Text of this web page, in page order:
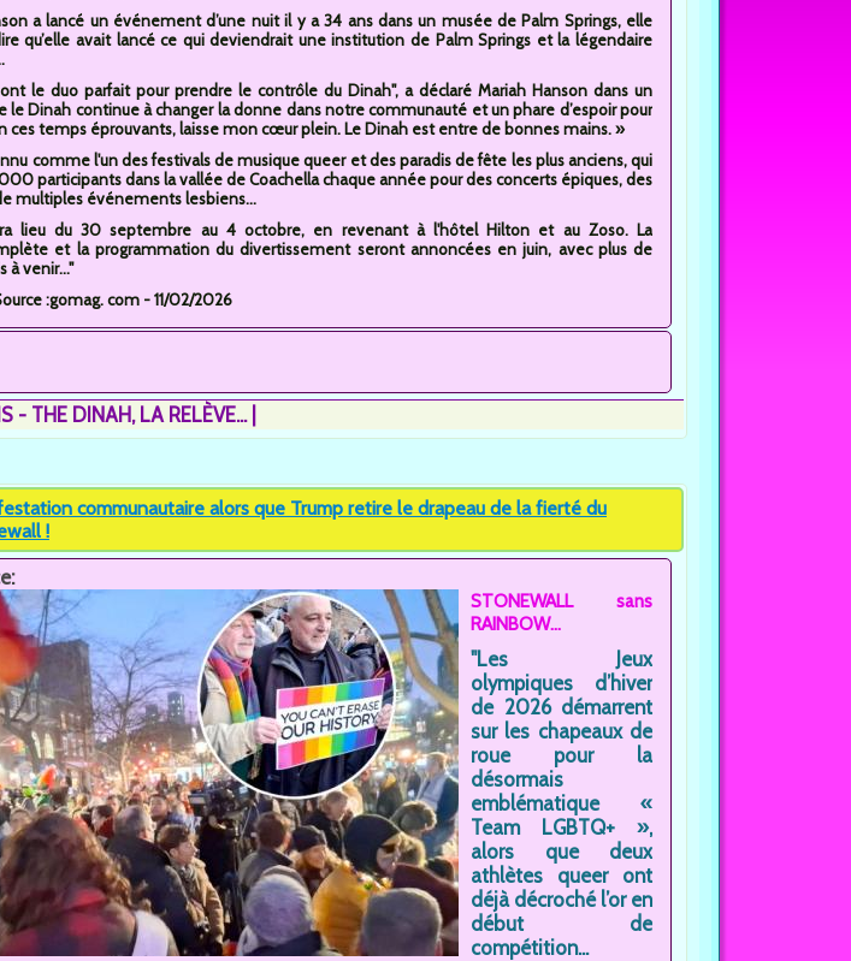
a lancé un événement d’une nuit il y a 34 ans dans un musée de Palm Springs, elle
qu’elle avait lancé ce qui deviendrait une institution de Palm Springs et la légendaire
le duo parfait pour prendre le contrôle du Dinah", a déclaré Mariah Hanson dans un
le Dinah continue à changer la donne dans notre communauté et un phare d’espoir pour
ces temps éprouvants, laisse mon cœur plein. Le Dinah est entre de bonnes mains. »
comme l'un des festivals de musique queer et des paradis de fête les plus anciens, qui
participants dans la vallée de Coachella chaque année pour des concerts épiques, des
multiples événements lesbiens...
lieu du 30 septembre au 4 octobre, en revenant à l'hôtel Hilton et au Zoso. La
et la programmation du divertissement seront annoncées en juin, avec plus de
à venir..."
:gomag. com - 11/02/2026
- THE DINAH LA RELÈVE...
communautaire alors que Trump retire le drapeau de la fierté du
!
STONEWALL sans
RAINBOW...
"Les Jeux
olympiques d’hiver
de 2026 démarrent
sur les chapeaux de
roue pour la
désormais
emblématique «
Team LGBTQ+ »,
alors que deux
athlètes queer ont
déjà décroché l’or en
début de
compétition...